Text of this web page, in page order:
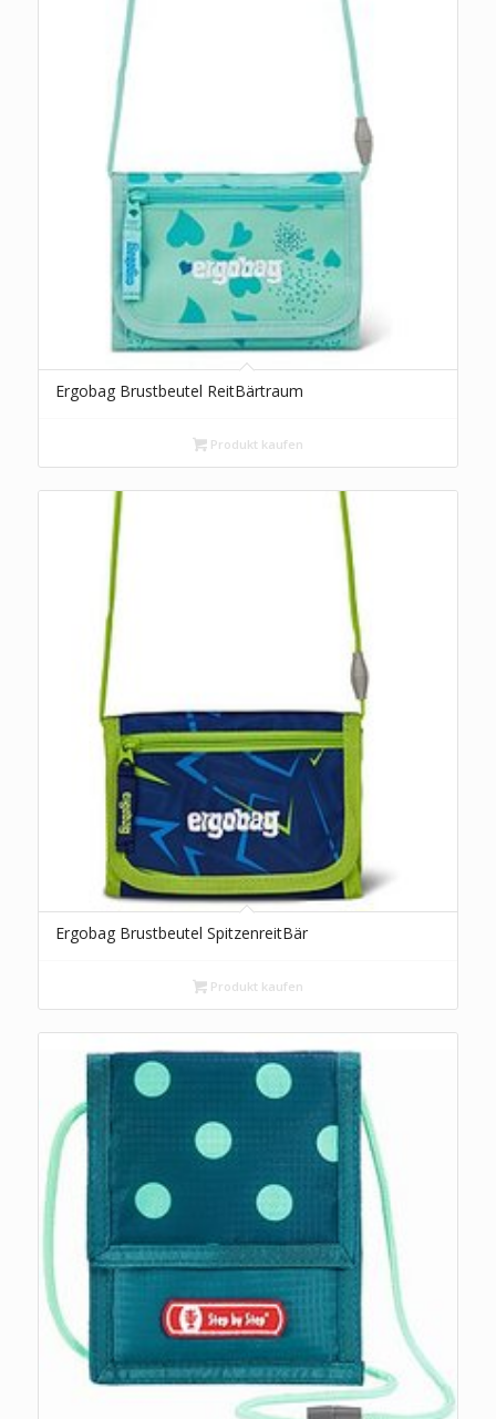
Ergobag Brustbeutel ReitBärtraum
Produkt kaufen
Ergobag Brustbeutel SpitzenreitBär
Produkt kaufen